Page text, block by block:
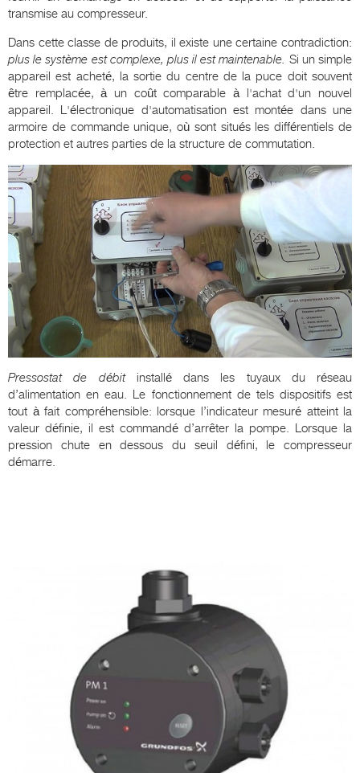
transmise au compresseur.
Dans cette classe de produits, il existe une certaine contradiction:
plus le système est complexe, plus il est maintenable. Si un simple
appareil est acheté, la sortie du centre de la puce doit souvent
être remplacée, à un coût comparable à l'achat d'un nouvel
appareil. L'électronique d'automatisation est montée dans une
armoire de commande unique, où sont situés les différentiels de
protection et autres parties de la structure de commutation.
Pressostat de débitinstallé dans les tuyaux du réseau
d’alimentation en eau. Le fonctionnement de tels dispositifs est
tout à fait compréhensible: lorsque l’indicateur mesuré atteint la
valeur définie, il est commandé d’arrêter la pompe. Lorsque la
pression chute en dessous du seuil défini, le compresseur
démarre.